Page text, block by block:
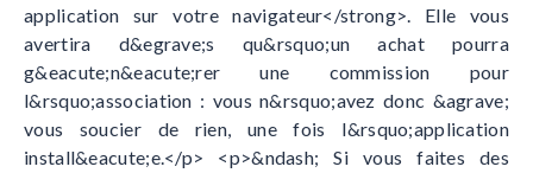
application sur votre navigateur</strong>. Elle vous
avertira d&egrave;s qu&rsquo;un achat pourra
g&eacute;n&eacute;rer une commission pour
l&rsquo;association : vous n&rsquo;avez donc &agrave;
vous soucier de rien, une fois l&rsquo;application
install&eacute;e.</p> <p>&ndash; Si vous faites des